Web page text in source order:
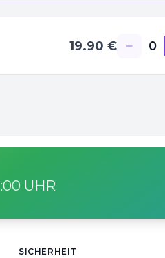
19.90 € − 0
UHR
SICHERHEIT